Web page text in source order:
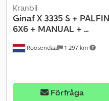
Roosendaal 1 297 km
Kranbil
GinafX 3335 S +
6X6 + MANUAL + ...
Förfråga